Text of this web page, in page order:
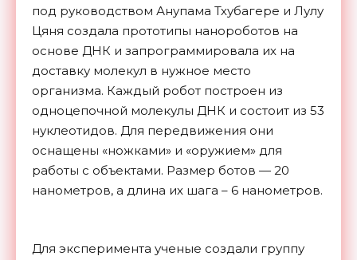
под руководством Анупама Тхубагере и Лулу
Цяня создала прототипы нанороботов на
основе ДНК и запрограммировала их на
доставку молекул в нужное место
организма. Каждый робот построен из
одноцепочной молекулы ДНК и состоит из 53
нуклеотидов. Для передвижения они
оснащены «ножками» и «оружием» для
работы с объектами. Размер ботов — 20
нанометров, а длина их шага – 6 нанометров.
Для эксперимента ученые создали группу